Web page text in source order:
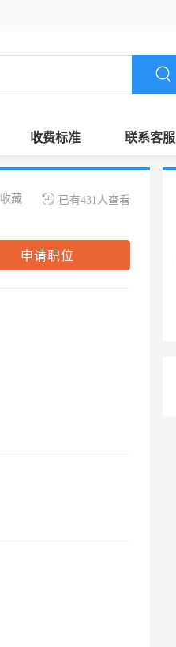
收费标准 联系客服
已有431人查看
收藏
申请职位